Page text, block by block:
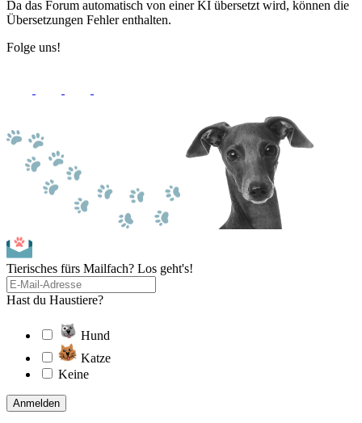
Da das Forum automatisch von einer KI übersetzt wird, können die
Übersetzungen Fehler enthalten.
Folge uns!
Tierisches fürs Mailfach? Los geht's!
Hast du Haustiere?
Hund
Katze
Keine
Anmelden